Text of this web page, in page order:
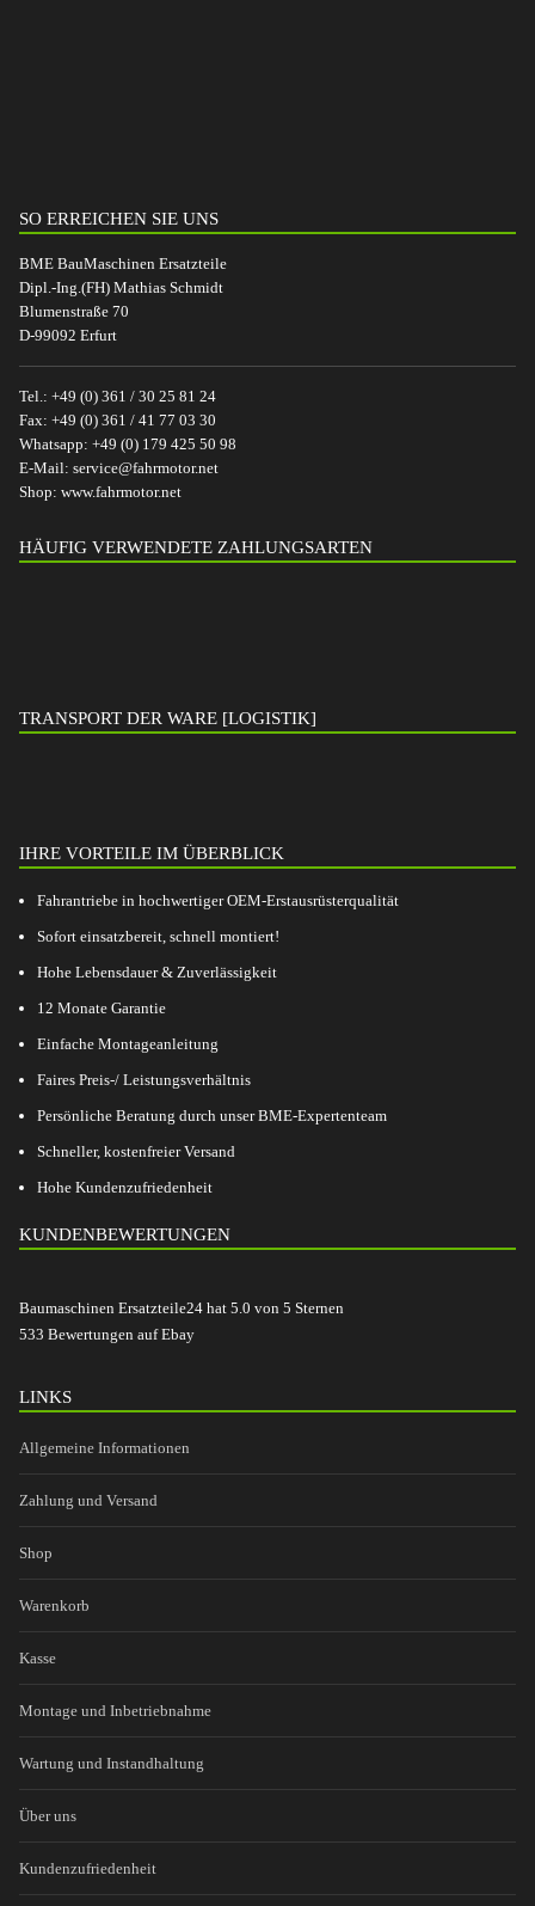
SO ERREICHEN SIE UNS
BME BauMaschinen Ersatzteile
Dipl.-Ing.(FH) Mathias Schmidt
Blumenstraße 70
D-99092 Erfurt
Tel.: +49 (0) 361 / 30 25 81 24
Fax: +49 (0) 361 / 41 77 03 30
Whatsapp: +49 (0) 179 425 50 98
E-Mail: service@fahrmotor.net
Shop: www.fahrmotor.net
HÄUFIG VERWENDETE ZAHLUNGSARTEN
TRANSPORT DER WARE [LOGISTIK]
IHRE VORTEILE IM ÜBERBLICK
Fahrantriebe in hochwertiger OEM-Erstausrüsterqualität
Sofort einsatzbereit, schnell montiert!
Hohe Lebensdauer & Zuverlässigkeit
12 Monate Garantie
Einfache Montageanleitung
Faires Preis-/ Leistungsverhältnis
Persönliche Beratung durch unser BME-Expertenteam
Schneller, kostenfreier Versand
Hohe Kundenzufriedenheit
KUNDENBEWERTUNGEN
Baumaschinen Ersatzteile24 hat 5.0 von 5 Sternen
533 Bewertungen auf Ebay
LINKS
Allgemeine Informationen
Zahlung und Versand
Shop
Warenkorb
Kasse
Montage und Inbetriebnahme
Wartung und Instandhaltung
Über uns
Kundenzufriedenheit